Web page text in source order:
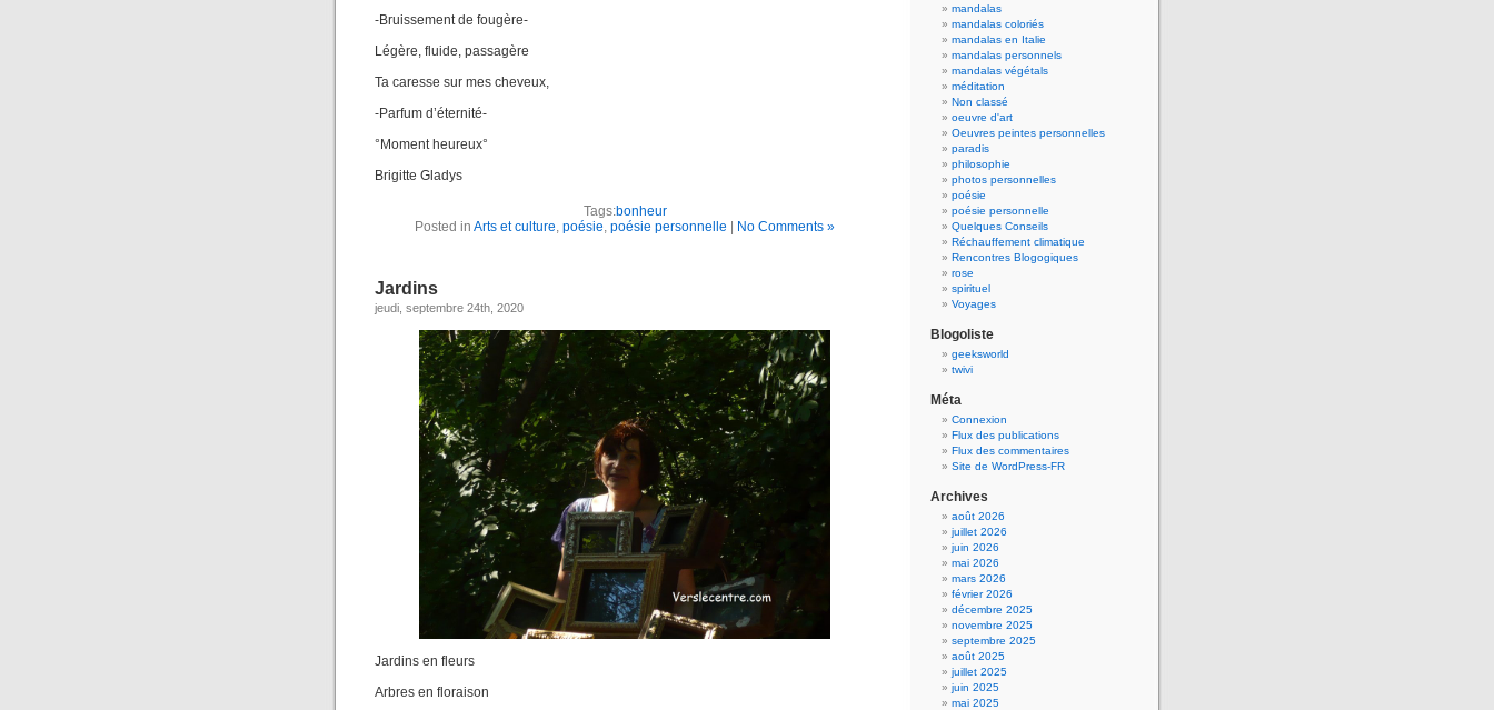
-Bruissement de fougère-
Légère, fluide, passagère
Ta caresse sur mes cheveux,
-Parfum d’éternité-
°Moment heureux°
Brigitte Gladys
Tags:bonheur
Posted in Arts et culture, poésie, poésie personnelle No Comments »
Jardins
jeudi, septembre 24th, 2020
Jardins en fleurs
Arbres en floraison
mandalas
mandalas coloriés
mandalas en Italie
mandalas personnels
mandalas végétals
méditation
Non classé
oeuvre d'art
Oeuvres peintes personnelles
paradis
philosophie
photos personnelles
poésie
poésie personnelle
Quelques Conseils
Réchauffement climatique
Rencontres Blogogiques
rose
spirituel
Voyages
Blogoliste
geeksworld
twivi
Méta
Connexion
Flux des publications
Flux des commentaires
Site de WordPress-FR
Archives
août 2026
juillet 2026
juin 2026
mai 2026
mars 2026
février 2026
décembre 2025
novembre 2025
septembre 2025
août 2025
juillet 2025
juin 2025
mai 2025